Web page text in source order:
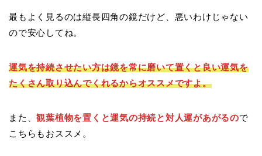
最もよく見るのは縦長四角の鏡だけど、悪いわけじゃない
ので安心してね。
運気を持続させたい方は鏡を常に磨いて置くと良い運気を
たくさん取り込んでくれるからオススメですよ。
また、観葉植物を置くと運気の持続と対人運があがるので
こちらもおススメ。